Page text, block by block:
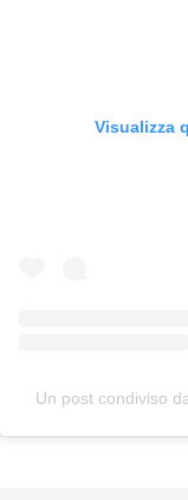
Visualizza
Un post condiviso